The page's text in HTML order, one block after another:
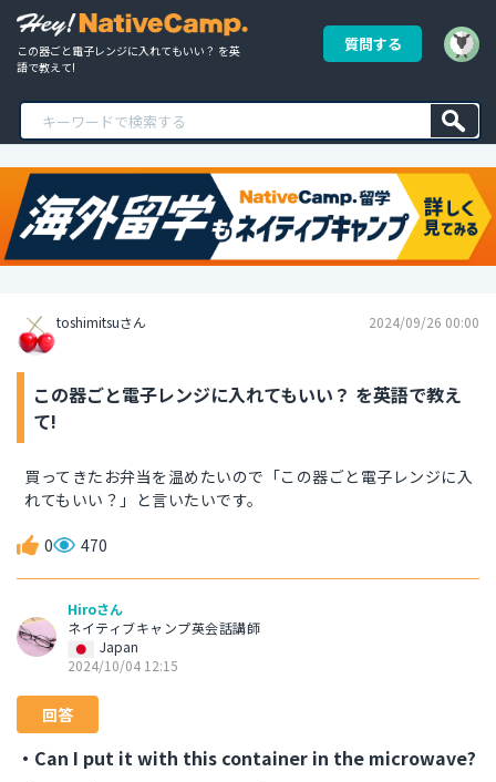
この器ごと電子レンジに入れてもいい？ を英
語で教えて!
質問する
toshimitsuさん 2024/09/26 00:00
この器ごと電子レンジに入れてもいい？ を英語で教え
て!
買ってきたお弁当を温めたいので「この器ごと電子レンジに入
れてもいい？」と言いたいです。
0 470
Hiroさん
ネイティブキャンプ英会話講師
Japan
2024/10/04 12:15
回答
・Can I put it with this container in the microwave?